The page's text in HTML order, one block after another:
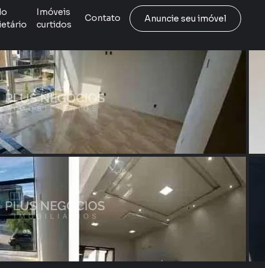
Imóveis
curtidos
Contato
Anuncie seu imóvel